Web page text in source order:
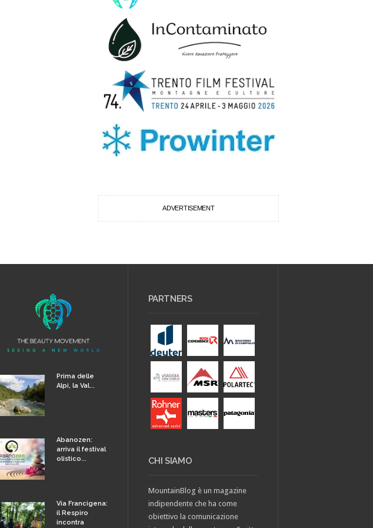
ADVERTISEMENT
Prima delle
Alpi, la Val...
Abanozen:
arriva il festival
olistico...
Via Francigena:
il Respiro
incontra
PARTNERS
CHI SIAMO
MountainBlog è un magazine
indipendente che ha come
obiettivo la comunicazione